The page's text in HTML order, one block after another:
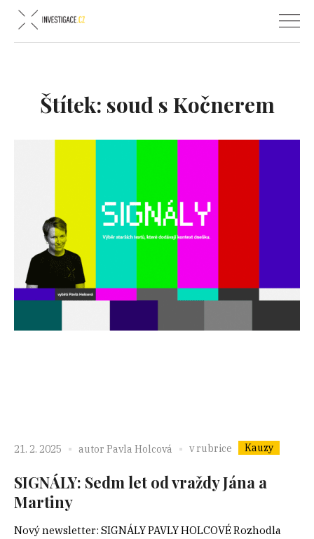
Štítek: soud s Kočnerem
21. 2. 2025 autor Pavla Holcová v rubrice Kauzy
SIGNÁLY: Sedm let od vraždy Jána a
Martiny
Nový newsletter: SIGNÁLY PAVLY HOLCOVÉ Rozhodla